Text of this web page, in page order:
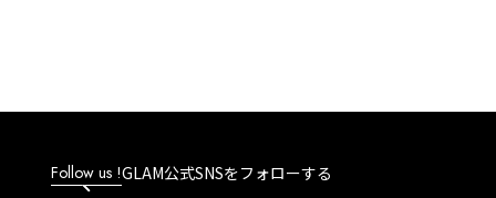
Follow us !GLAM公式SNSをフォローする